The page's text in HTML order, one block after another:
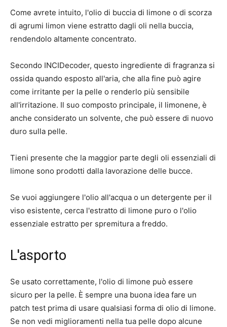
Come avrete intuito, l'olio di buccia di limone o di scorza
di agrumi limon viene estratto dagli oli nella buccia,
rendendolo altamente concentrato.
Secondo INCIDecoder, questo ingrediente di fragranza si
ossida quando esposto all'aria, che alla fine può agire
come irritante per la pelle o renderlo più sensibile
all'irritazione. Il suo composto principale, il limonene, è
anche considerato un solvente, che può essere di nuovo
duro sulla pelle.
Tieni presente che la maggior parte degli oli essenziali di
limone sono prodotti dalla lavorazione delle bucce.
Se vuoi aggiungere l'olio all'acqua o un detergente per il
viso esistente, cerca l'estratto di limone puro o l'olio
essenziale estratto per spremitura a freddo.
L'asporto
Se usato correttamente, l'olio di limone può essere
sicuro per la pelle. È sempre una buona idea fare un
patch test prima di usare qualsiasi forma di olio di limone.
Se non vedi miglioramenti nella tua pelle dopo alcune